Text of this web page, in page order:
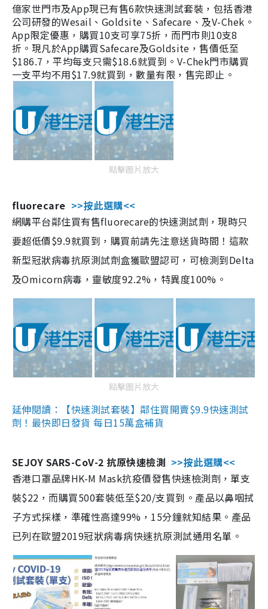
億家世門市及App現已有售6款快速測試套裝，包括香港
公司研發的Wesail、Goldsite、Safecare、及V-Chek。
App限定優惠，購買10支可享75折，而門市則10支8
折。現凡於App購買Safecare及Goldsite，售價低至
$186.7，平均每支只需$18.6就買到。V-Chek門市購買
一支平均不用$17.9就買到，數量有限，售完即止。
點擊圖片放大
fluorecare >>按此選購<<
網購平台鄰住買有售fluorecare的快速測試劑，現時只
要超低價$9.9就買到，購買前請先注意送貨時間！這款
新型冠狀病毒抗原測試劑盒獲歐盟認可，可檢測到Delta
及Omicorn病毒，靈敏度92.2%，特異度100%。
點擊圖片放大
延伸閱讀：【快速測試套裝】鄰住買開賣$9.9快速測試
劑！最快即日發貨 每日15萬盒補貨
SEJOY SARS-CoV-2 抗原快速檢測 >>按此選購<<
香港口罩品牌HK-M Mask抗疫價發售快速檢測劑，單支
裝$22，而購買500套裝低至$20/支買到。產品以鼻咽拭
子方式採樣，準確性高達99%，15分鐘就知結果。產品
已列在歐盟2019冠狀病毒病快速抗原測試通用名單。